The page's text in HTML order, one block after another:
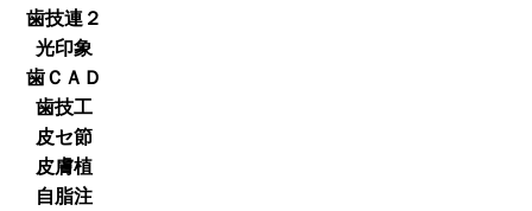
歯技連２
光印象
歯ＣＡＤ
歯技工
皮セ節
皮膚植
自脂注